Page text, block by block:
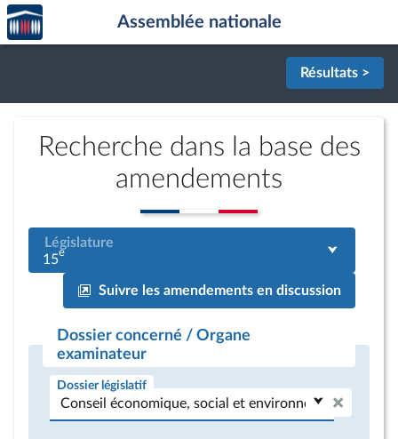
Aller au contenu
Aller en bas de la page
Accèder
à la
page
Assemblée nationale
Résultats >
Recherche dans la base des
amendements
Législature
15e
Suivre les amendements en discussion
Dossier concerné / Organe
examinateur
Dossier législatif